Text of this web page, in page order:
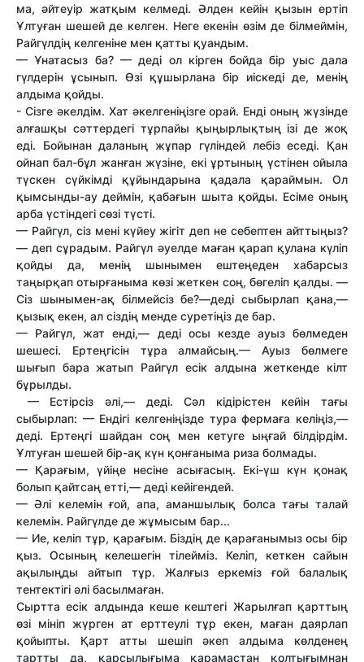
ма, әйтеуір жатқым келмеді. Әлден кейін қызын ертіп
Ұлтуған шешей де келген. Неге екенін өзім де білмеймін,
Райгүлдің келгеніне мен қатты қуандым.
— Ұнатасыз ба? — деді ол кірген бойда бір уыс дала
гүлдерін ұсынып. Өзі құшырлана бір иіскеді де, менің
алдыма қойды.
- Сізге әкелдім. Хат әкелгеніңізге орай. Енді оның жүзінде
алғашқы сәттердегі тұрпайы қыңырлықтың ізі де жоқ
еді. Бойынан даланың жұпар гүліндей лебіз еседі. Қан
ойнап бал-бұл жанған жүзіне, екі ұртының үстінен ойыла
түскен сүйкімді құйындарына қадала қараймын. Ол
қымсынды-ау деймін, қабағын шыта қойды. Есіме оның
арба үстіндегі сөзі түсті.
— Райгүл, сіз мені күйеу жігіт деп не себептен айттыңыз?
— деп сұрадым. Райгүл әуелде маған қарап қулана күліп
қойды да, менің шынымен ештеңеден хабарсыз
таңырқап отырғаныма көзі жеткен соң, бөгеліп қалды. —
Сіз шынымен-ақ білмейсіз бе?—деді сыбырлап қана,—
қызық екен, ал сіздің менде суретіңіз де бар.
— Райгүл, жат енді,— деді осы кезде ауыз бөлмеден
шешесі. Ертеңгісін тұра алмайсың.— Ауыз бөлмеге
шығып бара жатып Райгүл есік алдына жеткенде кілт
бұрылды.
— Естірсіз әлі,— деді. Сәл кідірістен кейін тағы
сыбырлап: — Ендігі келгеніңізде тура фермаға келіңіз,—
деді. Ертеңгі шайдан соң мен кетуге ыңғай білдірдім.
Ұлтуған шешей бір-ақ күн қонғаныма риза болмады.
— Қарағым, үйіңе несіне асығасың. Екі-үш күн қонақ
болып қайтсаң етті,— деді кейігендей.
— Әлі келемін ғой, апа, аманшылық болса тағы талай
келемін. Райгүлде де жұмысым бар...
— Ие, келіп тұр, қарағым. Біздің де қарағанымыз осы бір
қыз. Осының келешегін тілейміз. Келіп, кеткен сайын
ақылыңды айтып тұр. Жалғыз еркеміз ғой балалық
тентектігі әлі басылмаған.
Сыртта есік алдында кеше кештегі Жарылғап қарттың
өзі мініп жүрген ат ерттеулі тұр екен, маған даярлап
қойыпты. Қарт атты шешіп әкеп алдыма көлденең
тартты да, қарсылығыма қарамастан қолтығымнан